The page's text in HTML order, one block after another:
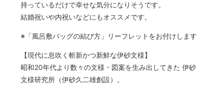
持っているだけで幸せな気分になりそうです。
結婚祝いや内祝いなどにもオススメです。
※「風呂敷バッグの結び方」リーフレットをお付けします
【現代に息吹く斬新かつ新鮮な伊砂文様】
昭和20年代より数々の文様・図案を生み出してきた 伊砂
文様研究所（伊砂久二雄創設）。